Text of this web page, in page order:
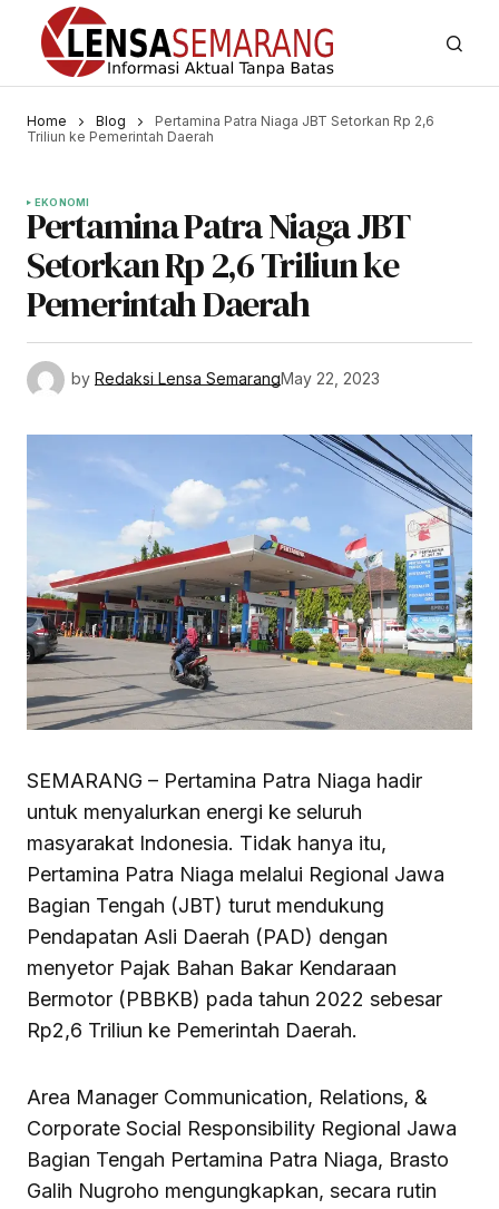
Home Blog
Pertamina Patra Niaga JBT Setorkan Rp 2,6
Triliun ke Pemerintah Daerah
EKONOMI
Pertamina Patra Niaga JBT
Setorkan Rp 2,6 Triliun ke
Pemerintah Daerah
by Redaksi Lensa SemarangMay 22, 2023
SEMARANG – Pertamina Patra Niaga hadir
untuk menyalurkan energi ke seluruh
masyarakat Indonesia. Tidak hanya itu,
Pertamina Patra Niaga melalui Regional Jawa
Bagian Tengah (JBT) turut mendukung
Pendapatan Asli Daerah (PAD) dengan
menyetor Pajak Bahan Bakar Kendaraan
Bermotor (PBBKB) pada tahun 2022 sebesar
Rp2,6 Triliun ke Pemerintah Daerah.
Area Manager Communication, Relations, &
Corporate Social Responsibility Regional Jawa
Bagian Tengah Pertamina Patra Niaga, Brasto
Galih Nugroho mengungkapkan, secara rutin